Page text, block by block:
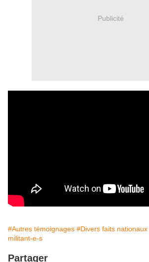
Publicité
#Autres témoignages #Divers faits nationaux
militant-e-s
Partager